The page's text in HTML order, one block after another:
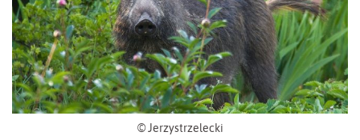
© Jerzystrzelecki